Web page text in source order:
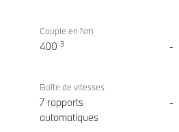
Couple en Nm
400 3 -
Boîte de vitesses
7 rapports
automatiques
-